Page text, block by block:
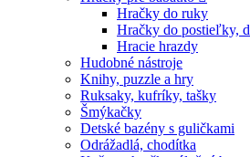
Hračky do ruky
Hračky do postieľky,
Hracie hrazdy
Hudobné nástroje
Knihy, puzzle a hry
Ruksaky, kufríky, tašky
Šmýkačky
Detské bazény s guličkami
Odrážadlá, chodítka